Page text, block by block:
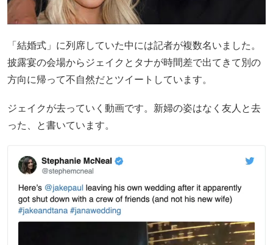
「結婚式」に列席していた中には記者が複数名いました。
披露宴の会場からジェイクとタナが時間差で出てきて別の
方向に帰って不自然だとツイートしています。
ジェイクが去っていく動画です。新婦の姿はなく友人と去
った、と書いています。